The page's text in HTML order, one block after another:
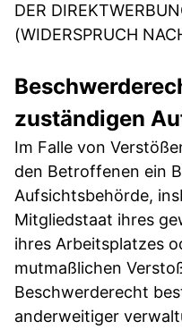
DER
(WIDERSPRUCH
zuständigen
Im Falle von
den Betroffenen ein
Aufsichtsbehörde,
Mitgliedstaat ihres
ihres Arbeitsplatzes
mutmaßlichen
Beschwerderecht
anderweitiger